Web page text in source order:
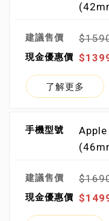
了解更多
Apple